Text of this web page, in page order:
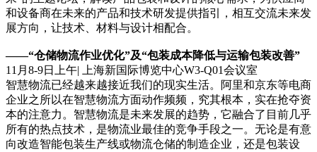
和设备商在未来的产品和技术研发提供指引，相互交流未来发
展方向，让技术、材料与设计相配合。
——“仓储物流作业优化”及“包装成本降低与运输包装改善”
11月8-9日上午| 上海新国际博览中心W3-Q01会议室
智慧物流已经越来越接近我们的现实生活。阿里和京东等电商
企业之所以在智慧物流方面动作频频，究其根本，实在抢夺资
本的注意力。智慧物流是未来发展的趋势，它融合了目前几乎
所有的热点技术，是物流业最佳的竞争手段之一。无论是有意
向改造智能包装生产线或物流仓储的制造企业，还是包装设